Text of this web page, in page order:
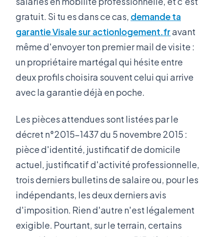
gratuit. Si tu es dans ce cas, demande ta
garantie Visale sur actionlogement.fravant
même d'envoyer ton premier mail de visite :
un propriétaire martégal qui hésite entre
deux profils choisira souvent celui qui arrive
avec la garantie déjà en poche.
Les pièces attendues sont listées par le
décret n°2015-1437 du 5 novembre 2015 :
pièce d'identité, justificatif de domicile
actuel, justificatif d'activité professionnelle,
trois derniers bulletins de salaire ou, pour les
indépendants, les deux derniers avis
d'imposition. Rien d'autre n'est légalement
exigible. Pourtant, sur le terrain, certains